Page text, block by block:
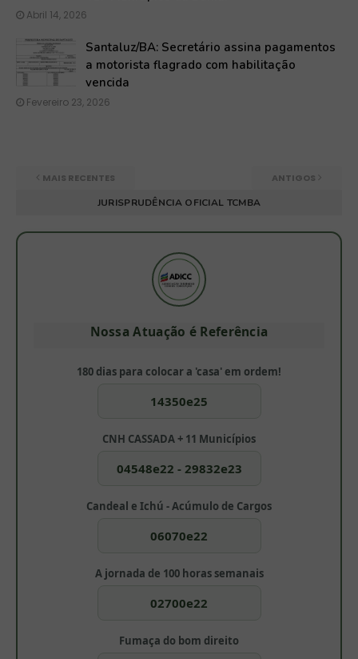
Abril 14, 2026
Santaluz/BA: Secretário assina pagamentos
a motorista flagrado com habilitação
vencida
Fevereiro 23, 2026
MAIS RECENTES
ANTIGOS
JURISPRUDÊNCIA OFICIAL TCMBA
Nossa Atuação é Referência
180 dias para colocar a 'casa' em ordem!
14350e25
CNH CASSADA + 11 Municípios
04548e22 - 29832e23
Candeal e Ichú - Acúmulo de Cargos
06070e22
A jornada de 100 horas semanais
02700e22
Fumaça do bom direito